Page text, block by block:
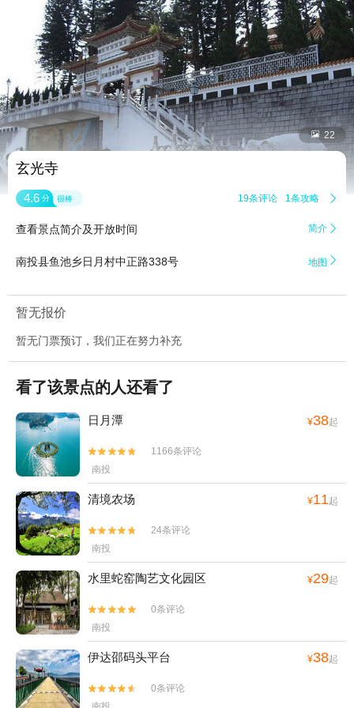
 22
玄光寺
4.6 分 很棒 19条评论 1条攻略 
查看景点简介及开放时间 简介 
南投县鱼池乡日月村中正路338号 地图 
暂无报价
暂无门票预订，我们正在努力补充
看了该景点的人还看了
日月潭 ¥38起


1166条评论
南投
清境农场 ¥11起


24条评论
南投
水里蛇窑陶艺文化园区 ¥29起


0条评论
南投
伊达邵码头平台 ¥38起


0条评论